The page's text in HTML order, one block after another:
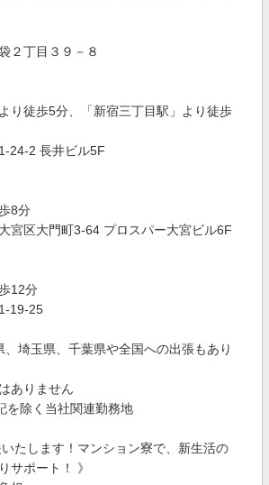
２丁目３９－８
り徒歩5分、「新宿三丁目駅」より徒歩
24-2 長井ビル5F
8分
宮区大門町3-64 プロスパー大宮ビル6F
12分
19-25
埼玉県、千葉県や全国への出張もあり
ありません
を除く当社関連勤務地
いたします！マンション寮で、新生活の
サポート！ 》